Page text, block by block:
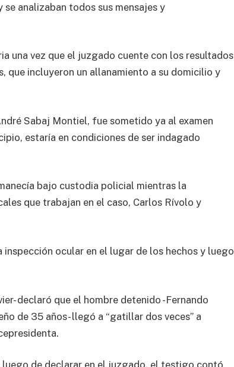
analizaban todos sus mensajes y
una vez que el juzgado cuente con los resultados
que incluyeron un allanamiento a su domicilio y
Sabaj Montiel, fue sometido ya al examen
estaría en condiciones de ser indagado
bajo custodia policial mientras la
que trabajan en el caso, Carlos Rívolo y
ocular en el lugar de los hechos y luego
declaró que el hombre detenido -Fernando
de 35 años- llegó a “gatillar dos veces” a